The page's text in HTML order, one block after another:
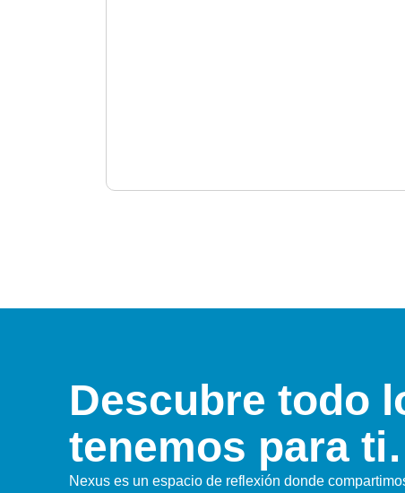
Descubre todo
tenemos para
Nexus es un espacio de reflexión donde